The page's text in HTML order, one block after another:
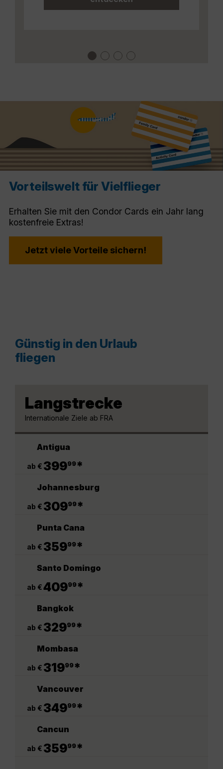
Griechenland entdecken
Kanaren
ParisCondor Holidays
Vorteilswelt für Vielflieger
Erhalten Sie mit den Condor Cards ein Jahr lang
kostenfreie Extras!
Jetzt viele Vorteile sichern!
Günstig in den Urlaub
fliegen
Langstrecke
Internationale Ziele ab FRA
Antigua
ab € 39999*
Johannesburg
ab € 30999*
Punta Cana
ab € 35999*
Santo Domingo
ab €40999*
Bangkok
ab € 32999*
Mombasa
ab € 31999*
Vancouver
ab € 34999*
Cancun
ab € 35999*